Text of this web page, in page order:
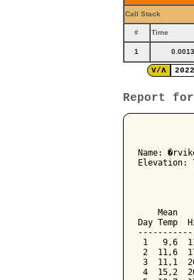
Call Stack
# Time
1 0.0013
V/Λ 2022
Report
Name:
Elevation:
Mean
Day Temp
1   9,6
2  11,6
3  11,1
4  15,2